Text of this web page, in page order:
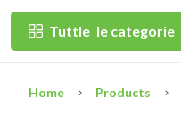
Tuttle le categorie
Home Products